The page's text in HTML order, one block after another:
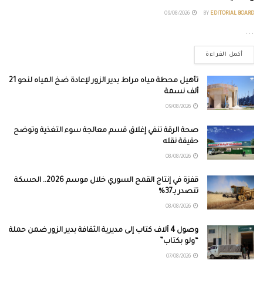
BY EDITORIAL BOARD
...
أكمل القراءة
تأهيل محطة مياه مراط بدير الزور لإعادة ضخ المياه لنحو 21
ألف نسمة
صحة الرقة تنفي إغلاق قسم معالجة سوء التغذية وتوضح
حقيقة نقله
قفزة في إنتاج القمح السوري خلال موسم 2026.. الحسكة
تتصدر بـ37%
وصول 4 آلاف كتاب إلى مديرية الثقافة بدير الزور ضمن حملة
“ولو بكتاب”